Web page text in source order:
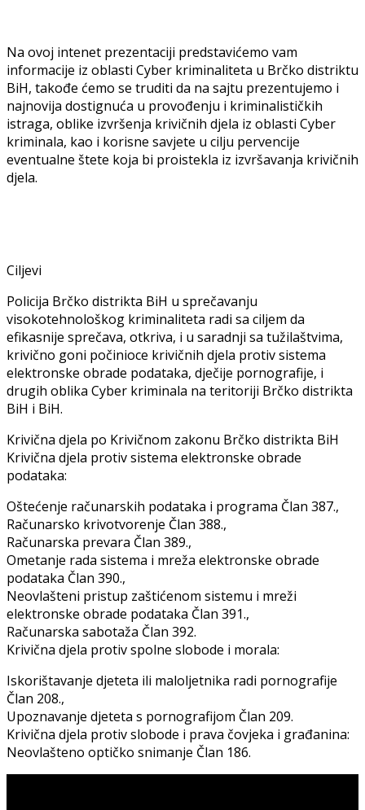
Na ovoj intenet prezentaciji predstavićemo vam
informacije iz oblasti Cyber kriminaliteta u Brčko distriktu
BiH, takođe ćemo se truditi da na sajtu prezentujemo i
najnovija dostignuća u provođenju i kriminalističkih
istraga, oblike izvršenja krivičnih djela iz oblasti Cyber
kriminala, kao i korisne savjete u cilju pervencije
eventualne štete koja bi proistekla iz izvršavanja krivičnih
djela.
Ciljevi
Policija Brčko distrikta BiH u sprečavanju
visokotehnološkog kriminaliteta radi sa ciljem da
efikasnije sprečava, otkriva, i u saradnji sa tužilaštvima,
krivično goni počinioce krivičnih djela protiv sistema
elektronske obrade podataka, dječije pornografije, i
drugih oblika Cyber kriminala na teritoriji Brčko distrikta
BiH i BiH.
Krivična djela po Krivičnom zakonu Brčko distrikta BiH
Krivična djela protiv sistema elektronske obrade
podataka:
Oštećenje računarskih podataka i programa Član 387.,
Računarsko krivotvorenje Član 388.,
Računarska prevara Član 389.,
Ometanje rada sistema i mreža elektronske obrade
podataka Član 390.,
Neovlašteni pristup zaštićenom sistemu i mreži
elektronske obrade podataka Član 391.,
Računarska sabotaža Član 392.
Krivična djela protiv spolne slobode i morala:
Iskorištavanje djeteta ili maloljetnika radi pornografije
Član 208.,
Upoznavanje djeteta s pornografijom Član 209.
Krivična djela protiv slobode i prava čovjeka i građanina:
Neovlašteno optičko snimanje Član 186.